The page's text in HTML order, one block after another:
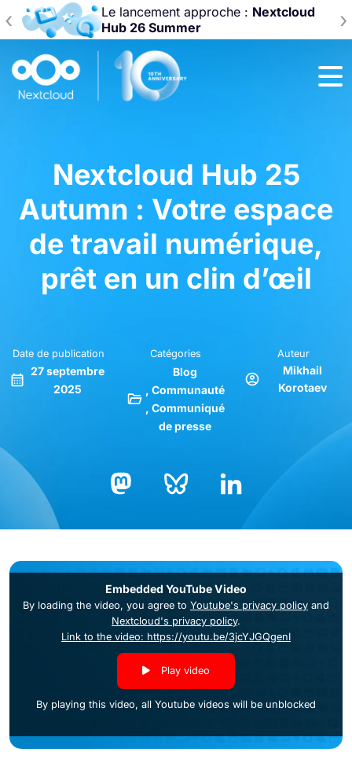
Le lancement approche : Nextcloud
Hub 26 Summer
‹ ›
Nextcloud Hub 25
Autumn : Votre espace
de travail numérique,
prêt en un clin d’œil
Date de publication
27 septembre
2025
Catégories
Blog
Communauté
Communiqué
de presse
Auteur
Mikhail
Korotaev
Embedded YouTube Video
By loading the video, you agree to Youtube's privacy policy and
Nextcloud's privacy policy.
Link to the video: https://youtu.be/3jcYJGQgenI
Play video
By playing this video, all Youtube videos will be unblocked